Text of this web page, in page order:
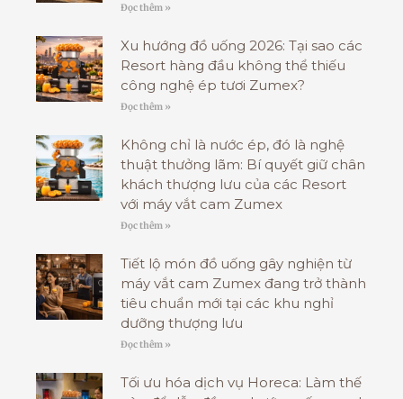
Đọc thêm »
Xu hướng đồ uống 2026: Tại sao các
Resort hàng đầu không thể thiếu
công nghệ ép tươi Zumex?
Đọc thêm »
Không chỉ là nước ép, đó là nghệ
thuật thưởng lãm: Bí quyết giữ chân
khách thượng lưu của các Resort
với máy vắt cam Zumex
Đọc thêm »
Tiết lộ món đồ uống gây nghiện từ
máy vắt cam Zumex đang trở thành
tiêu chuẩn mới tại các khu nghỉ
dưỡng thượng lưu
Đọc thêm »
Tối ưu hóa dịch vụ Horeca: Làm thế